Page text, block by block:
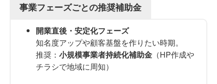
事業フェーズごとの推奨補助金
開業直後・安定化フェーズ
知名度アップや顧客基盤を作りたい時期。
推奨： 小規模事業者持続化補助金 （HP作成や
チラシで地域に周知）